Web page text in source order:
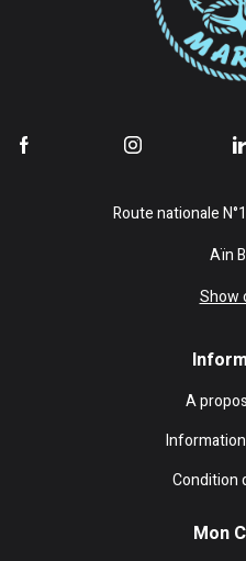
Route nationale
Aïn
Show
A
Condition
Mon